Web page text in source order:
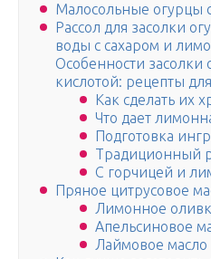
Малосольные огурцы
Рассол для засолки
воды с сахаром и
Особенности засолки
кислотой: рецепты
Как сделать их
Что дает
Подготовка
Традиционный
С горчицей и
Пряное цитрусовое
Лимонное
Апельсиновое
Лаймовое